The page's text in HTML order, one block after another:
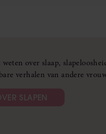
over slaap,
verhalen van andere
SLAPEN